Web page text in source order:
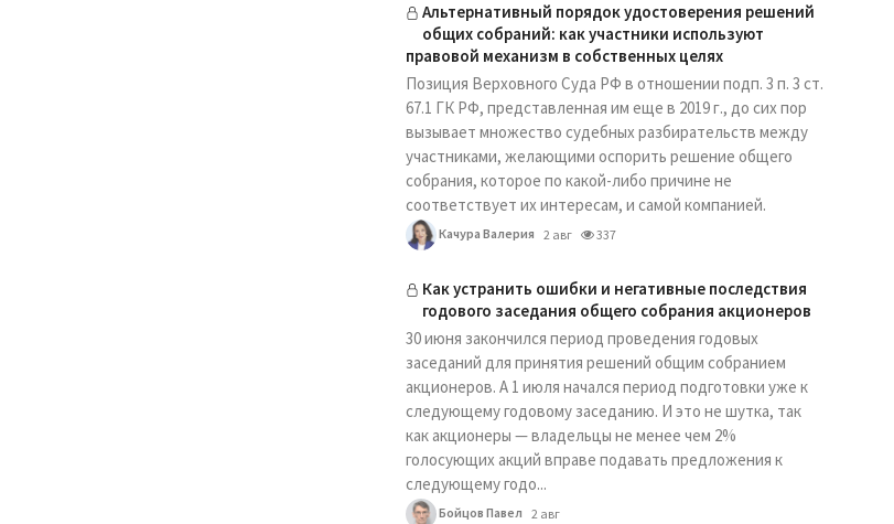
Альтернативный порядок удостоверения решений
общих собраний: как участники используют
правовой механизм в собственных целях
Позиция Верховного Суда РФ в отношении подп. 3 п. 3 ст.
67.1 ГК РФ, представленная им еще в 2019 г., до сих пор
вызывает множество судебных разбирательств между
участниками, желающими оспорить решение общего
собрания, которое по какой-либо причине не
соответствует их интересам, и самой компанией.
Качура Валерия 2 авг 337
Как устранить ошибки и негативные последствия
годового заседания общего собрания акционеров
30 июня закончился период проведения годовых
заседаний для принятия решений общим собранием
акционеров. А 1 июля начался период подготовки уже к
следующему годовому заседанию. И это не шутка, так
как акционеры — владельцы не менее чем 2%
голосующих акций вправе подавать предложения к
следующему годо...
Бойцов Павел 2 авг